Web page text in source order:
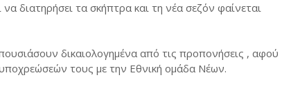
διατηρήσει τα σκήπτρα και τη νέα σεζόν φαίνεται
δικαιολογημένα από τις προπονήσεις , αφού
τους με την Εθνική ομάδα Νέων.